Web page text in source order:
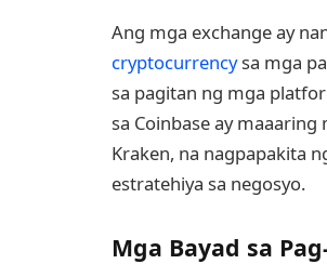
Ang mga exchange ay
cryptocurrencysa mga
sa pagitan ng mga
sa Coinbase ay
Kraken, na nagpapakita
estratehiya sa negosyo.
Mga Bayad sa